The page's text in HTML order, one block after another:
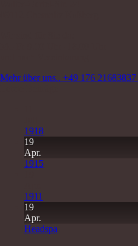
Mehr über uns.. +49 176 21683837
1918
19
Apr.
1915
1911
19
Apr.
Headspa